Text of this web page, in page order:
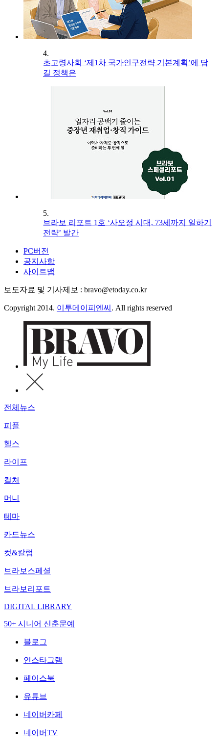
4.
초고령사회 ‘제1차 국가인구전략 기본계획’에 담
길 정책은
5.
브라보 리포트 1호 ‘사오정 시대, 73세까지 일하기
전략’ 발간
PC버전
공지사항
사이트맵
보도자료 및 기사제보 : bravo@etoday.co.kr
Copyright 2014. 이투데이피엔씨 . All rights reserved
전체뉴스
피플
헬스
라이프
컬처
머니
테마
카드뉴스
컷&칼럼
브라보스페셜
브라보리포트
DIGITAL LIBRARY
50+ 시니어 신춘문예
블로그
인스타그램
페이스북
유튜브
네이버카페
네이버TV